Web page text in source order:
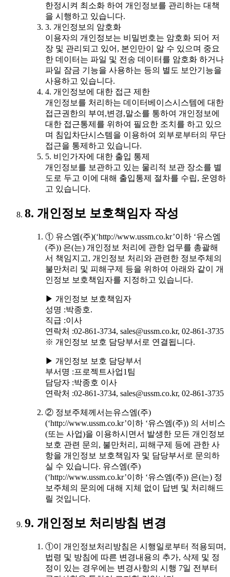
한정시켜 최소화 하여 개인정보를 관리하는 대책
을 시행하고 있습니다.
3. 개인정보의 암호화
이용자의 개인정보는 비밀번호는 암호화 되어 저
장 및 관리되고 있어, 본인만이 알 수 있으며 중요
한 데이터는 파일 및 전송 데이터를 암호화 하거나
파일 잠금 기능을 사용하는 등의 별도 보안기능을
사용하고 있습니다.
4. 개인정보에 대한 접근 제한
개인정보를 처리하는 데이터베이스시스템에 대한
접근권한의 부여,변경,말소를 통하여 개인정보에
대한 접근통제를 위하여 필요한 조치를 하고 있으
며 침입차단시스템을 이용하여 외부로부터의 무단
접근을 통제하고 있습니다.
5. 비인가자에 대한 출입 통제
개인정보를 보관하고 있는 물리적 보관 장소를 별
도로 두고 이에 대해 출입통제 절차를 수립, 운영하
고 있습니다.
8. 개인정보 보호책임자 작성
① 유스엠(주)(‘http://www.ussm.co.kr’이하 ‘유스엠
(주)) 은(는) 개인정보 처리에 관한 업무를 총괄해
서 책임지고, 개인정보 처리와 관련한 정보주체의
불만처리 및 피해구제 등을 위하여 아래와 같이 개
인정보 보호책임자를 지정하고 있습니다.
▶ 개인정보 보호책임자
성명 :박종호.
직급 :이사
연락처 :02-861-3734, sales@ussm.co.kr, 02-861-3735
※ 개인정보 보호 담당부서로 연결됩니다.
▶ 개인정보 보호 담당부서
부서명 :프로젝트사업1팀
담당자 :박종호 이사
연락처 :02-861-3734, sales@ussm.co.kr, 02-861-3735
② 정보주체께서는유스엠(주)
(‘http://www.ussm.co.kr’이하 ‘유스엠(주)) 의 서비스
(또는 사업)을 이용하시면서 발생한 모든 개인정보
보호 관련 문의, 불만처리, 피해구제 등에 관한 사
항을 개인정보 보호책임자 및 담당부서로 문의하
실 수 있습니다. 유스엠(주)
(‘http://www.ussm.co.kr’이하 ‘유스엠(주)) 은(는) 정
보주체의 문의에 대해 지체 없이 답변 및 처리해드
릴 것입니다.
9. 개인정보 처리방침 변경
①이 개인정보처리방침은 시행일로부터 적용되며,
법령 및 방침에 따른 변경내용의 추가, 삭제 및 정
정이 있는 경우에는 변경사항의 시행 7일 전부터